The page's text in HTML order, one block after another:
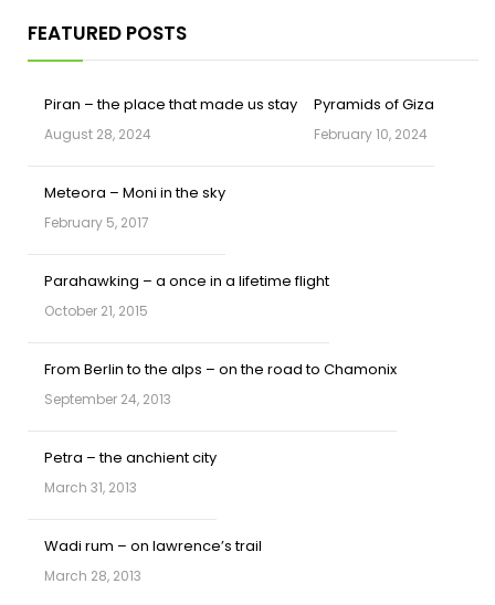
FEATURED POSTS
Piran – the place that made us stay
August 28, 2024
Pyramids of Giza
February 10, 2024
Meteora – Moni in the sky
February 5, 2017
Parahawking – a once in a lifetime flight
October 21, 2015
From Berlin to the alps – on the road to Chamonix
September 24, 2013
Petra – the anchient city
March 31, 2013
Wadi rum – on lawrence’s trail
March 28, 2013